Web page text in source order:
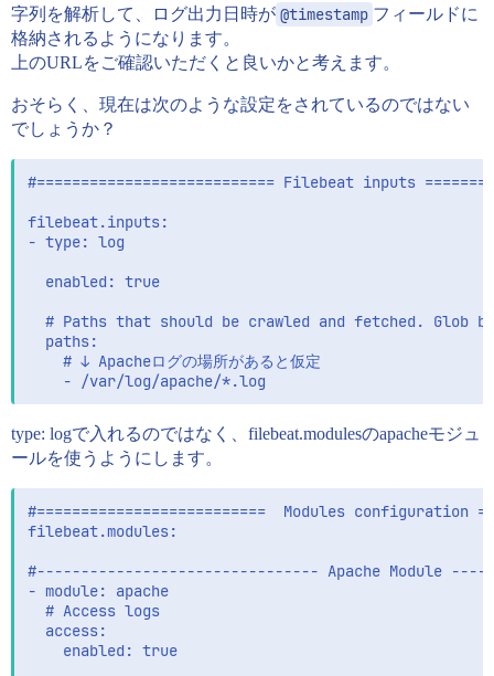
字列を解析して、ログ出力日時が @timestamp フィールドに
格納されるようになります。
上のURLをご確認いただくと良いかと考えます。
おそらく、現在は次のような設定をされているのではない
でしょうか？
#=========================== Filebeat inputs
filebeat.inputs:
- type: log
  enabled: true
# Paths that should be crawled and fetched. Glob
  paths:
    # ↓ Apacheログの場所があると仮定
type: logで入れるのではなく、filebeat.modulesのapacheモジュ
ールを使うようにします。
#==========================  Modules configuration
filebeat.modules:
#-------------------------------- Apache Module
- module: apache
  # Access logs
  access:
    enabled: true